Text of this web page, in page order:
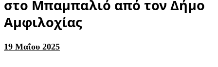
στο Μπαμπαλιό από τον Δήμο
Αμφιλοχίας
19 Μαΐου 2025